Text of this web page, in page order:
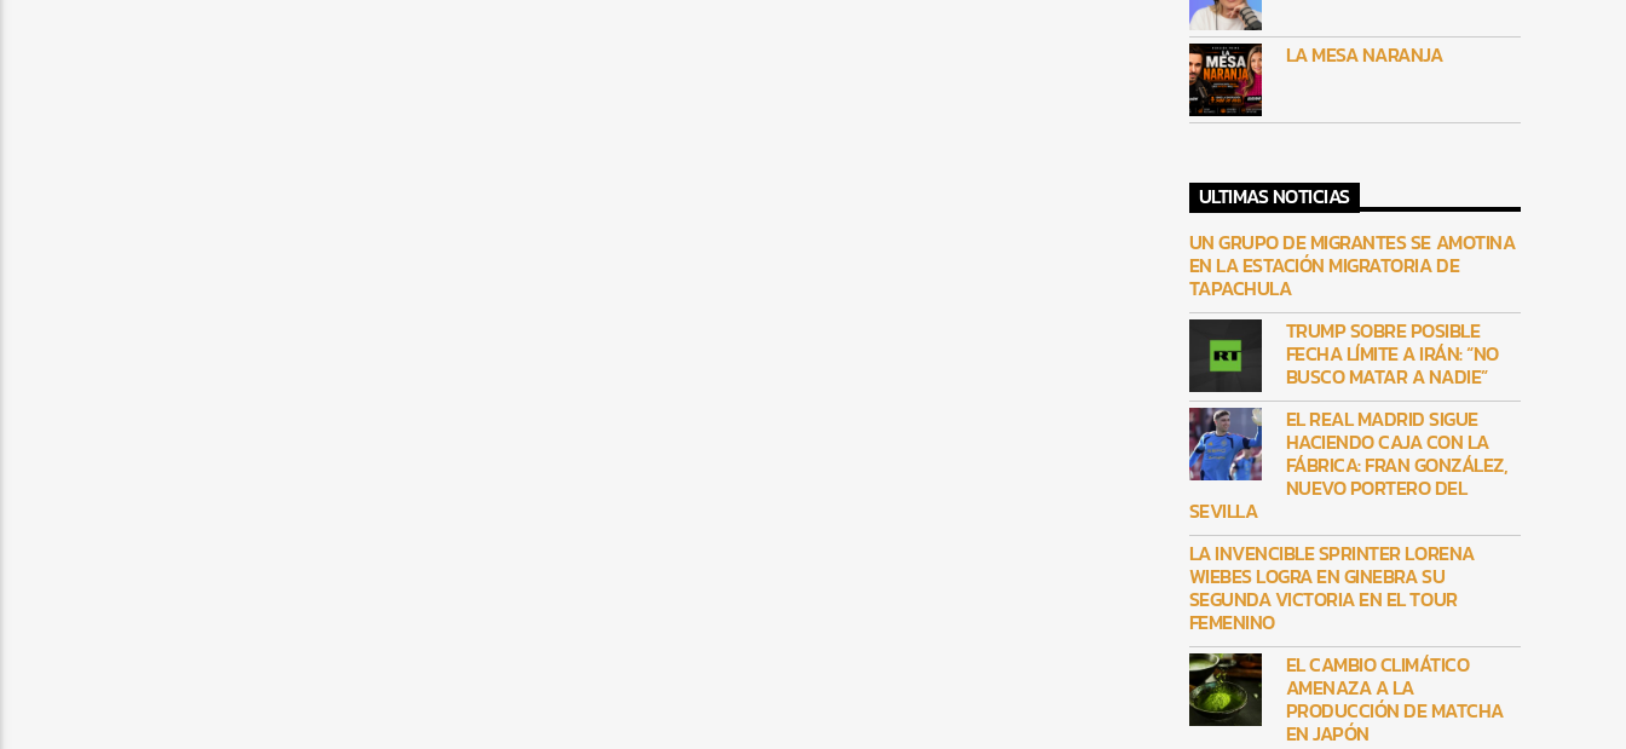
LA MESA NARANJA
ULTIMAS NOTICIAS
UN GRUPO DE MIGRANTES SE AMOTINA
EN LA ESTACIÓN MIGRATORIA DE
TAPACHULA
TRUMP SOBRE POSIBLE
FECHA LÍMITE A IRÁN: “NO
BUSCO MATAR A NADIE”
EL REAL MADRID SIGUE
HACIENDO CAJA CON LA
FÁBRICA: FRAN GONZÁLEZ,
NUEVO PORTERO DEL
SEVILLA
LA INVENCIBLE SPRINTER LORENA
WIEBES LOGRA EN GINEBRA SU
SEGUNDA VICTORIA EN EL TOUR
FEMENINO
EL CAMBIO CLIMÁTICO
AMENAZA A LA
PRODUCCIÓN DE MATCHA
EN JAPÓN